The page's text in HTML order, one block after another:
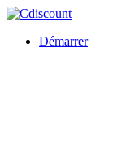
Démarrer